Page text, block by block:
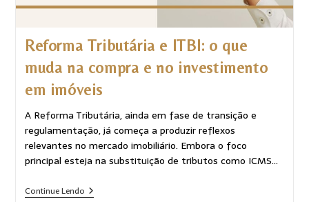
Reforma Tributária e ITBI: o que
muda na compra e no investimento
em imóveis
A Reforma Tributária, ainda em fase de transição e
regulamentação, já começa a produzir reflexos
relevantes no mercado imobiliário. Embora o foco
principal esteja na substituição de tributos como ICMS…
Continue Lendo